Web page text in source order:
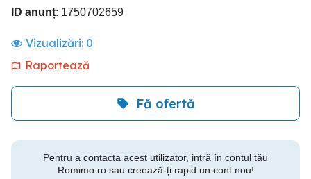
ID anunț: 1750702659
Vizualizări: 0
Raportează
Fă ofertă
Pentru a contacta acest utilizator, intră în contul tău
Romimo.ro sau creează-ți rapid un cont nou!